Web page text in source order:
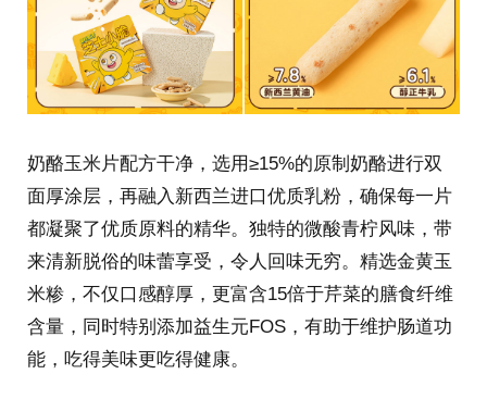
奶酪玉米片配方干净，选用≥15%的原制奶酪进行双
面厚涂层，再融入新西兰进口优质乳粉，确保每一片
都凝聚了优质原料的精华。独特的微酸青柠风味，带
来清新脱俗的味蕾享受，令人回味无穷。精选金黄玉
米糁，不仅口感醇厚，更富含15倍于芹菜的膳食纤维
含量，同时特别添加益生元FOS，有助于维护肠道功
能，吃得美味更吃得健康。